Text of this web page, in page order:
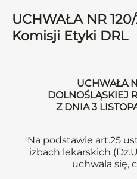
UCHWAŁA NR
Komisji Etyki DRL
UCHWAŁA
DOLNOŚLĄSKIEJ
Z DNIA 3
Na podstawie art.25
izbach lekarskich
uchwala się,